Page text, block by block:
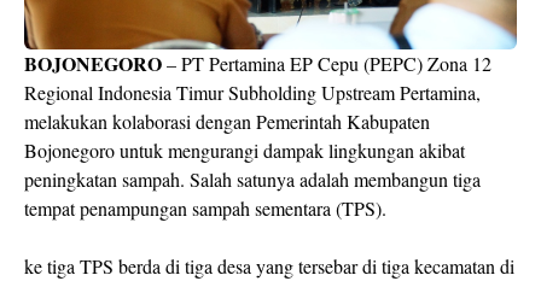
BOJONEGORO– PT Pertamina EP Cepu (PEPC) Zona 12
Regional Indonesia Timur Subholding Upstream Pertamina,
melakukan kolaborasi dengan Pemerintah Kabupaten
Bojonegoro untuk mengurangi dampak lingkungan akibat
peningkatan sampah. Salah satunya adalah membangun tiga
tempat penampungan sampah sementara (TPS).
ke tiga TPS berda di tiga desa yang tersebar di tiga kecamatan di